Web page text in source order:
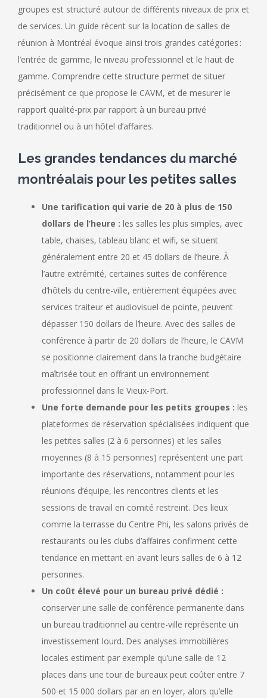
groupes est structuré autour de différents niveaux de prix et
de services. Un guide récent sur la location de salles de
réunion à Montréal évoque ainsi trois grandes catégories :
l’entrée de gamme, le niveau professionnel et le haut de
gamme. Comprendre cette structure permet de situer
précisément ce que propose le CAVM, et de mesurer le
rapport qualité-prix par rapport à un bureau privé
traditionnel ou à un hôtel d’affaires.
Les grandes tendances du marché
montréalais pour les petites salles
Une tarification qui varie de 20 à plus de 150
dollars de l’heure : les salles les plus simples, avec
table, chaises, tableau blanc et wifi, se situent
généralement entre 20 et 45 dollars de l’heure. À
l’autre extrémité, certaines suites de conférence
d’hôtels du centre-ville, entièrement équipées avec
services traiteur et audiovisuel de pointe, peuvent
dépasser 150 dollars de l’heure. Avec des salles de
conférence à partir de 20 dollars de l’heure, le CAVM
se positionne clairement dans la tranche budgétaire
maîtrisée tout en offrant un environnement
professionnel dans le Vieux-Port.
Une forte demande pour les petits groupes : les
plateformes de réservation spécialisées indiquent que
les petites salles (2 à 6 personnes) et les salles
moyennes (8 à 15 personnes) représentent une part
importante des réservations, notamment pour les
réunions d’équipe, les rencontres clients et les
sessions de travail en comité restreint. Des lieux
comme la terrasse du Centre Phi, les salons privés de
restaurants ou les clubs d’affaires confirment cette
tendance en mettant en avant leurs salles de 6 à 12
personnes.
Un coût élevé pour un bureau privé dédié :
conserver une salle de conférence permanente dans
un bureau traditionnel au centre-ville représente un
investissement lourd. Des analyses immobilières
locales estiment par exemple qu’une salle de 12
places dans une tour de bureaux peut coûter entre 7
500 et 15 000 dollars par an en loyer, alors qu’elle